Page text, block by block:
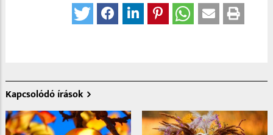
Kapcsolódó írások